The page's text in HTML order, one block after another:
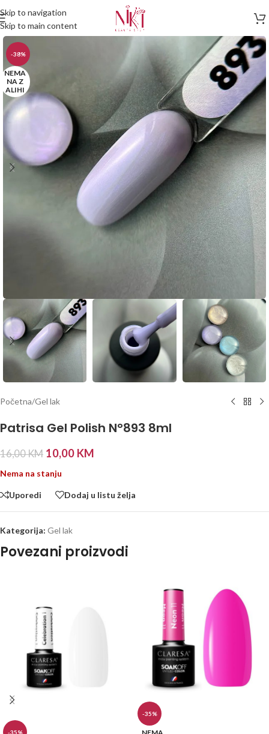
Skip to navigation
Skip to main content
-38%
NEMA
NA Z
ALIHI
Početna/Gel lak
Patrisa Gel Polish N°893 8ml
16,00KM 10,00 KM
Nema na stanju
Uporedi Dodaj u listu želja
Kategorija: Gel lak
Povezani proizvodi
-35%
-35%